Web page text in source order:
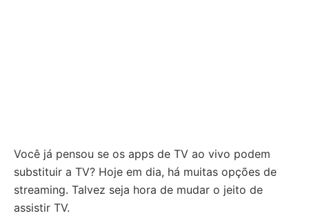
Você já pensou se os apps de TV ao vivo podem
substituir a TV? Hoje em dia, há muitas opções de
streaming. Talvez seja hora de mudar o jeito de
assistir TV.